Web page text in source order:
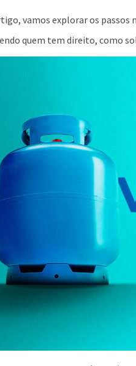
vamos explorar os passos
quem tem direito, como